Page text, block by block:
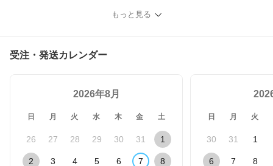
もっと見る
受注・発送カレンダー
2026年8月
日 月 火 水 木 金 土
26 27 28 29 30 31 1
2 3 4 5 6 7 8
日 月 火
30 31 1
6 7 8